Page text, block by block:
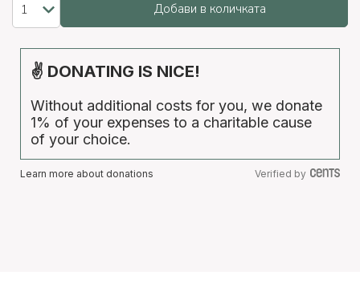
Добави в количката
✌ DONATING IS NICE!
Without additional costs for you, we donate
1% of your expenses to a charitable cause
of your choice.
Learn more about donations Verified by